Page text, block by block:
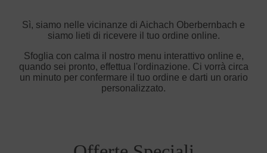
Sì, siamo nelle vicinanze di Aichach Oberbernbach e
siamo lieti di ricevere il tuo ordine online.
Sfoglia con calma il nostro menu interattivo online e,
quando sei pronto, effettua l'ordinazione. Ci vorrà circa
un minuto per confermare il tuo ordine e darti un orario
personalizzato.